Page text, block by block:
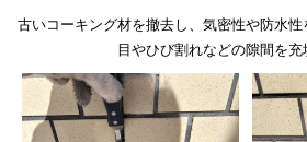
古いコーキング材を撤去し、気密性や防水
目やひび割れなどの隙間を充